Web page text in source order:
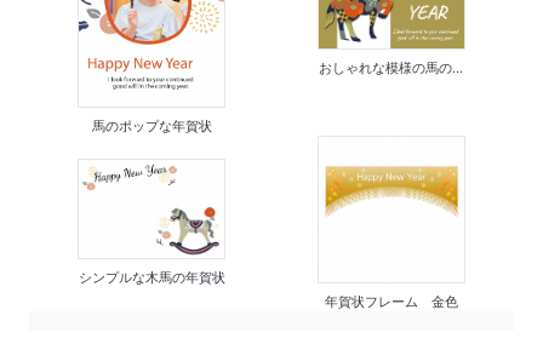
馬のポップな年賀状
おしゃれな模様の馬の...
シンプルな木馬の年賀状
年賀状フレーム 金色